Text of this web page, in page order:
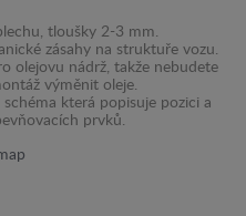
tloušky 2-3 mm.
zásahy na struktuře vozu.
olejovu nádrž, takže nebudete
výměnit oleje.
která popisuje pozici a
prvků.